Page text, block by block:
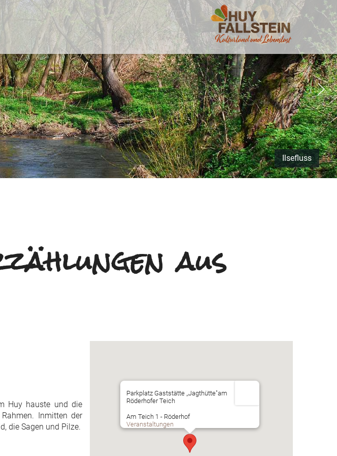
Ilsefluss
aus
Parkplatz Gaststätte ,,Jagthütte"am
Röderhofer Teich
Am Teich 1 - Röderhof
Veranstaltungen
Huy hauste und die
Inmitten der
die Sagen und Pilze.